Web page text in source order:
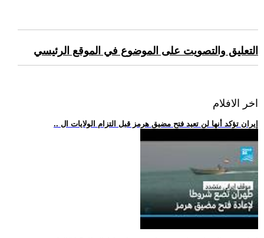
التعليق والتصويت على الموضوع في الموقع الرئيسي
اخر الافلام
.. إيران تؤكد أنها لن تعيد فتح مضيق هرمز قبل التزام الولايات ال